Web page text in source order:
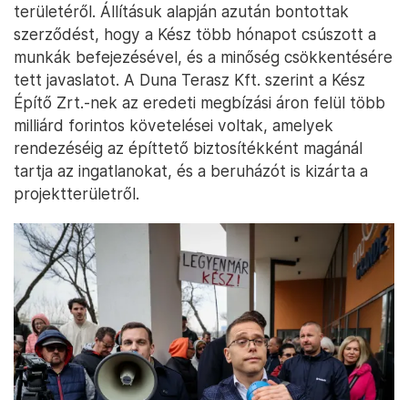
területéről. Állításuk alapján azután bontottak
szerződést, hogy a Kész több hónapot csúszott a
munkák befejezésével, és a minőség csökkentésére
tett javaslatot. A Duna Terasz Kft. szerint a Kész
Építő Zrt.-nek az eredeti megbízási áron felül több
milliárd forintos követelései voltak, amelyek
rendezéséig az építtető biztosítékként magánál
tartja az ingatlanokat, és a beruházót is kizárta a
projektterületről.